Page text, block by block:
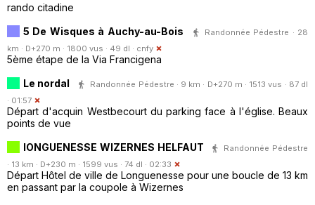
rando citadine
5 De Wisques à Auchy-au-Bois
Randonnée Pédestre · 28
km · D+270 m · 1800 vus · 49 dl · cnfy
5ème étape de la Via Francigena
Le nordal
Randonnée Pédestre · 9 km · D+270 m · 1513 vus · 87 dl
· 01:57
Départ d'acquin Westbecourt du parking face à l'église. Beaux
points de vue
lONGUENESSE WIZERNES HELFAUT
Randonnée Pédestre
· 13 km · D+230 m · 1599 vus · 74 dl · 02:33
Départ Hôtel de ville de Longuenesse pour une boucle de 13 km
en passant par la coupole à Wizernes